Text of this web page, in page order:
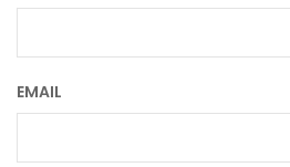
EMAIL